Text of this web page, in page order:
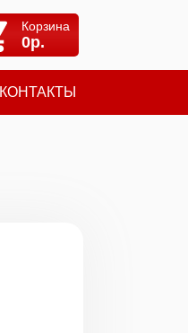
Корзина
0р.
КОНТАКТЫ